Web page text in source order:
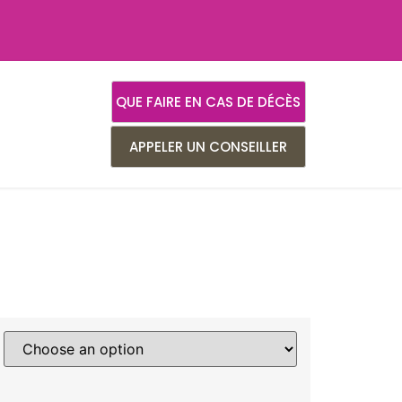
QUE FAIRE EN CAS DE DÉCÈS
APPELER UN CONSEILLER